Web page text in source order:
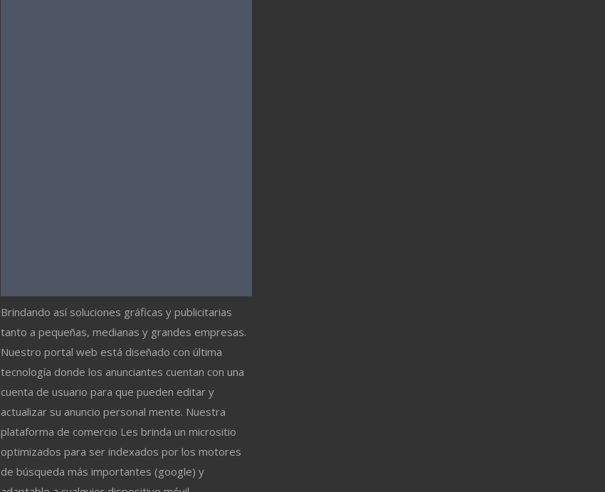
Brindando así soluciones gráficas y publicitarias
tanto a pequeñas, medianas y grandes empresas.
Nuestro portal web está diseñado con última
tecnología donde los anunciantes cuentan con una
cuenta de usuario para que pueden editar y
actualizar su anuncio personal mente. Nuestra
plataforma de comercio Les brinda un micrositio
optimizados para ser indexados por los motores
de búsqueda más importantes (google) y